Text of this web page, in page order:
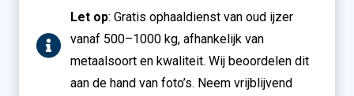
Let op: Gratis ophaaldienst van oud ijzer
vanaf 500–1000 kg, afhankelijk van
metaalsoort en kwaliteit. Wij beoordelen dit
aan de hand van foto’s. Neem vrijblijvend